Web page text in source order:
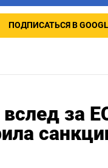
ПОДПИСАТЬСЯ В
вслед за